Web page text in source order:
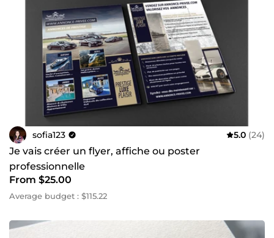
Si vous recherchez une graphiste passionnée, créative et
expérimentée pour vous accompagner dans vos projets
web ou print, je serais ravie de collaborer avec vous.
sofia123 5.0 (24)
Je vais créer un flyer, affiche ou poster
professionnelle
From $25.00
Average budget : $115.22